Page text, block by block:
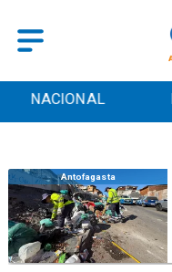
POLICIAL
Antofagasta